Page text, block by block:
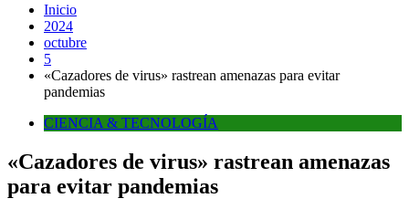
Inicio
2024
octubre
5
«Cazadores de virus» rastrean amenazas para evitar
pandemias
CIENCIA & TECNOLOGÍA
«Cazadores de virus» rastrean amenazas
para evitar pandemias